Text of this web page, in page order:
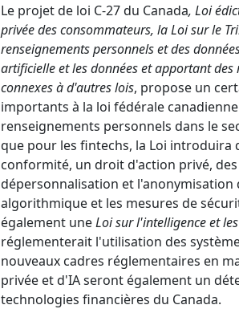
Le projet de loi C-27 du Canada, Loi
privée des consommateurs, la Loi sur le
renseignements personnels et des
artificielle et les données et apportant
connexes à d'autres lois, propose un
importants à la loi fédérale
renseignements personnels dans le
que pour les fintechs, la Loi introduira
conformité, un droit d'action privé,
dépersonnalisation et
algorithmique et les mesures de
également uneLoi sur l'intelligence et
réglementerait l'utilisation des
nouveaux cadres réglementaires en
privée et d'IA seront également un
technologies financières du Canada.